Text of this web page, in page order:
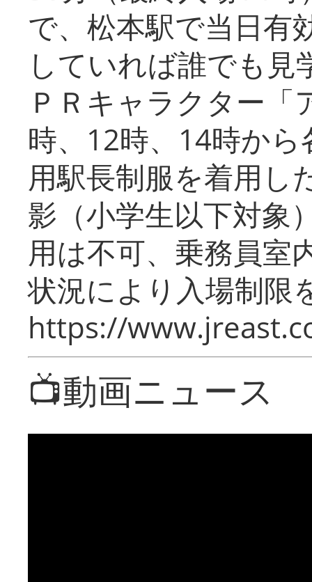
で、松本駅で当日有
していれば誰でも
ＰＲキャラクター
時、12時、14時か
用駅長制服を着用し
影（小学生以下対象
用は不可、乗務員室
状況により入場制限
https://
📺動画ニュース